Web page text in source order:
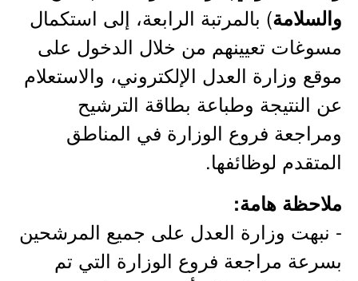
والسلامة) بالمرتبة الرابعة، إلى استكمال
مسوغات تعيينهم من خلال الدخول على
موقع وزارة العدل الإلكتروني، والاستعلام
عن النتيجة وطباعة بطاقة الترشيح
ومراجعة فروع الوزارة في المناطق
المتقدم لوظائفها.
ملاحظة هامة:
- نبهت وزارة العدل على جميع المرشحين
بسرعة مراجعة فروع الوزارة التي تم